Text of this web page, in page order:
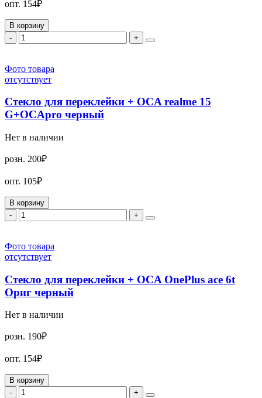
опт. 154₽
В корзину
-
+
Фото товара
отсутствует
Стекло для переклейки + OCA realme 15
G+OCApro черный
Нет в наличии
розн. 200₽
опт. 105₽
В корзину
-
+
Фото товара
отсутствует
Стекло для переклейки + OCA OnePlus ace 6t
Ориг черный
Нет в наличии
розн. 190₽
опт. 154₽
В корзину
-
+